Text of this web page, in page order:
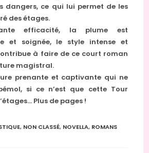
dangers, ce qui lui permet de les
des étages.
efficacité, la plume est
et soignée, le style intense et
à faire de ce court roman
magistral.
prenante et captivante qui ne
si ce n’est que cette Tour
Plus de pages !
, NON CLASSÉ, NOVELLA, ROMANS